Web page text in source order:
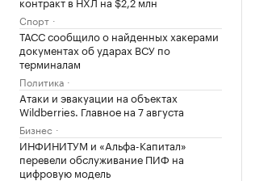
Спорт
ТАСС сообщило о найденных хакерами
документах об ударах ВСУ по
терминалам
Политика
Атаки и эвакуации на объектах
Wildberries. Главное на 7 августа
Бизнес
ИНФИНИТУМ и «Альфа-Капитал»
перевели обслуживание ПИФ на
цифровую модель